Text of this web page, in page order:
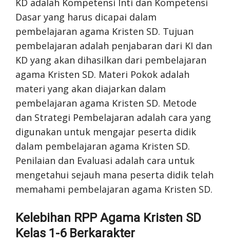
KD adalah Kompetensi Inti dan Kompetensi
Dasar yang harus dicapai dalam
pembelajaran agama Kristen SD. Tujuan
pembelajaran adalah penjabaran dari KI dan
KD yang akan dihasilkan dari pembelajaran
agama Kristen SD. Materi Pokok adalah
materi yang akan diajarkan dalam
pembelajaran agama Kristen SD. Metode
dan Strategi Pembelajaran adalah cara yang
digunakan untuk mengajar peserta didik
dalam pembelajaran agama Kristen SD.
Penilaian dan Evaluasi adalah cara untuk
mengetahui sejauh mana peserta didik telah
memahami pembelajaran agama Kristen SD.
Kelebihan RPP Agama Kristen SD
Kelas 1-6 Berkarakter